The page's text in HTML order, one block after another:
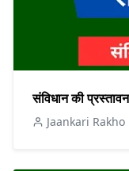
संविधान की
Jaankari Rakho